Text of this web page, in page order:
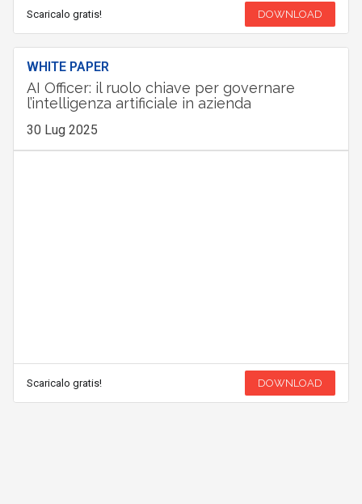
Scaricalo gratis! DOWNLOAD
WHITE PAPER
AI Officer: il ruolo chiave per governare
l’intelligenza artificiale in azienda
30 Lug 2025
Scaricalo gratis! DOWNLOAD